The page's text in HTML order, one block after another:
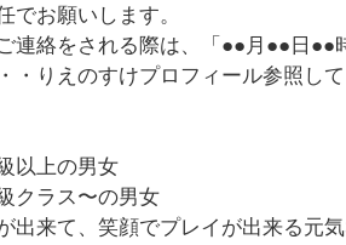
でお願いします。
連絡をされる際は、「●●月●●日
・りえのすけプロフィール参照して
以上の男女
クラス〜の男女
出来て、笑顔でプレイが出来る元